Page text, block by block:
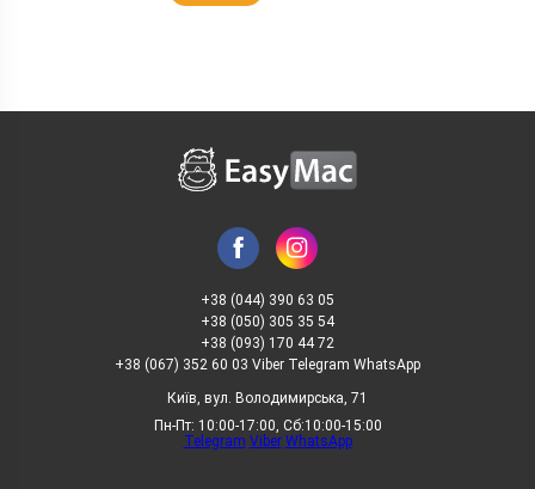
+38 (044) 390 63 05
+38 (050) 305 35 54
+38 (093) 170 44 72
+38 (067) 352 60 03 Viber Telegram WhatsApp
Київ, вул. Володимирська, 71
Пн-Пт: 10:00-17:00, Сб:10:00-15:00
Telegram Viber WhatsApp